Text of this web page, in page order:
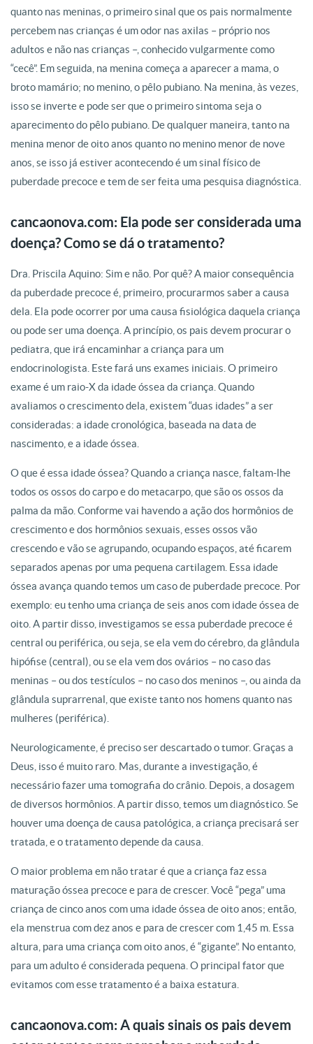
quanto nas meninas, o primeiro sinal que os pais normalmente
percebem nas crianças é um odor nas axilas – próprio nos
adultos e não nas crianças –, conhecido vulgarmente como
“cecê”. Em seguida, na menina começa a aparecer a mama, o
broto mamário; no menino, o pêlo pubiano. Na menina, às vezes,
isso se inverte e pode ser que o primeiro sintoma seja o
aparecimento do pêlo pubiano. De qualquer maneira, tanto na
menina menor de oito anos quanto no menino menor de nove
anos, se isso já estiver acontecendo é um sinal físico de
puberdade precoce e tem de ser feita uma pesquisa diagnóstica.
cancaonova.com: Ela pode ser considerada uma
doença? Como se dá o tratamento?
Dra. Priscila Aquino: Sim e não. Por quê? A maior consequência
da puberdade precoce é, primeiro, procurarmos saber a causa
dela. Ela pode ocorrer por uma causa fisiológica daquela criança
ou pode ser uma doença. A princípio, os pais devem procurar o
pediatra, que irá encaminhar a criança para um
endocrinologista. Este fará uns exames iniciais. O primeiro
exame é um raio-X da idade óssea da criança. Quando
avaliamos o crescimento dela, existem “duas idades” a ser
consideradas: a idade cronológica, baseada na data de
nascimento, e a idade óssea.
O que é essa idade óssea? Quando a criança nasce, faltam-lhe
todos os ossos do carpo e do metacarpo, que são os ossos da
palma da mão. Conforme vai havendo a ação dos hormônios de
crescimento e dos hormônios sexuais, esses ossos vão
crescendo e vão se agrupando, ocupando espaços, até ficarem
separados apenas por uma pequena cartilagem. Essa idade
óssea avança quando temos um caso de puberdade precoce. Por
exemplo: eu tenho uma criança de seis anos com idade óssea de
oito. A partir disso, investigamos se essa puberdade precoce é
central ou periférica, ou seja, se ela vem do cérebro, da glândula
hipófise (central), ou se ela vem dos ovários – no caso das
meninas – ou dos testículos – no caso dos meninos –, ou ainda da
glândula suprarrenal, que existe tanto nos homens quanto nas
mulheres (periférica).
Neurologicamente, é preciso ser descartado o tumor. Graças a
Deus, isso é muito raro. Mas, durante a investigação, é
necessário fazer uma tomografia do crânio. Depois, a dosagem
de diversos hormônios. A partir disso, temos um diagnóstico. Se
houver uma doença de causa patológica, a criança precisará ser
tratada, e o tratamento depende da causa.
O maior problema em não tratar é que a criança faz essa
maturação óssea precoce e para de crescer. Você “pega” uma
criança de cinco anos com uma idade óssea de oito anos; então,
ela menstrua com dez anos e para de crescer com 1,45 m. Essa
altura, para uma criança com oito anos, é “gigante”. No entanto,
para um adulto é considerada pequena. O principal fator que
evitamos com esse tratamento é a baixa estatura.
cancaonova.com: A quais sinais os pais devem